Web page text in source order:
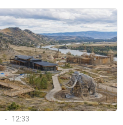
12:33